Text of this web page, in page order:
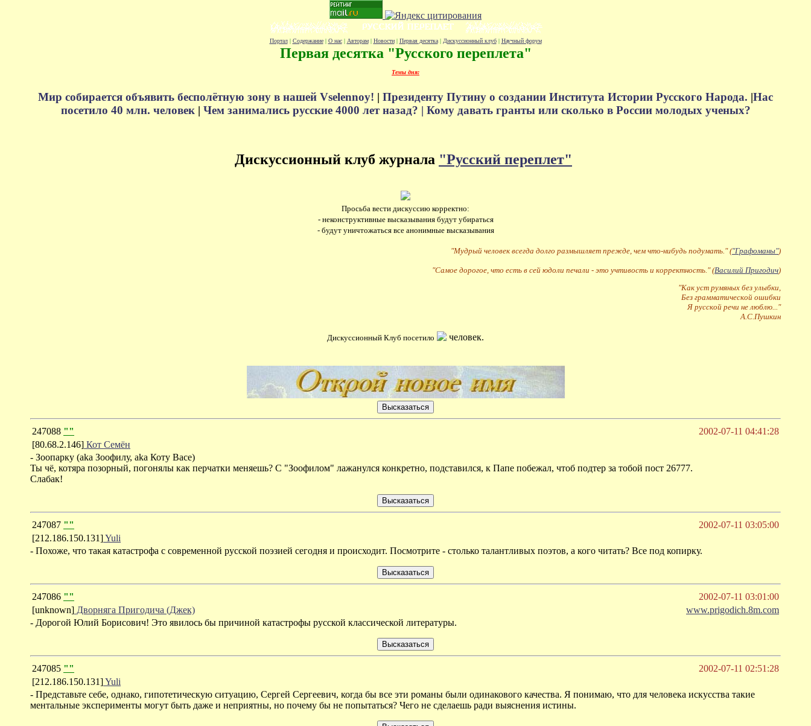
Портал| Содержание| О нас| Авторам| Новости| Первая десятка| Дискуссионный клуб| Научный форум
Первая десятка "Русского переплета"
Темы дня:
Мир собирается объявить бесполётную зону в нашей Vselennoy! | Президенту Путину о создании Института Истории Русского Народа. |Нас
посетило 40 млн. человек| Чем занимались русские 4000 лет назад? | Кому давать гранты или сколько в России молодых ученых?
Дискуссионный клуб журнала "Русский переплет"
Просьба вести дискуссию корректно:
- неконструктивные высказывания будут убираться
- будут уничтожаться все анонимные высказывания
"Мудрый человек всегда долго размышляет прежде, чем что-нибудь подумать." ("Графоманы")
"Самое дорогое, что есть в сей юдоли печали - это учтивость и корректность." (Василий Пригодич)
"Как уст румяных без улыбки,
Без грамматической ошибки
Я русской речи не люблю..."
А.С.Пушкин
Дискуссионный Клуб посетило человек.
247088 ""
2002-07-11 04:41:28
[80.68.2.146] Кот Семён
- Зоопарку (аkа Зоофилу, аkа Коту Васе)
Ты чё, котяра позорный, погонялы как перчатки меняешь? С "Зоофилом" лажанулся конкретно, подставился, к Папе побежал, чтоб подтер за тобой пост 26777.
Слабак!
247087 ""
2002-07-11 03:05:00
[212.186.150.131]Yuli
- Похоже, что такая катастрофа с современной русской поэзией сегодня и происходит. Посмотрите - столько талантливых поэтов, а кого читать? Все под копирку.
247086 ""
2002-07-11 03:01:00
[unknown] Дворняга Пригодича (Джек)
www.prigodich.8m.com
- Дорогой Юлий Борисович! Это явилось бы причиной катастрофы русской классической литературы.
247085 ""
2002-07-11 02:51:28
[212.186.150.131]Yuli
- Представьте себе, однако, гипотетическую ситуацию, Сергей Сергеевич, когда бы все эти романы были одинакового качества. Я понимаю, что для человека искусства такие
ментальные эксперименты могут быть даже и неприятны, но почему бы не попытаться? Чего не сделаешь ради выяснения истины.